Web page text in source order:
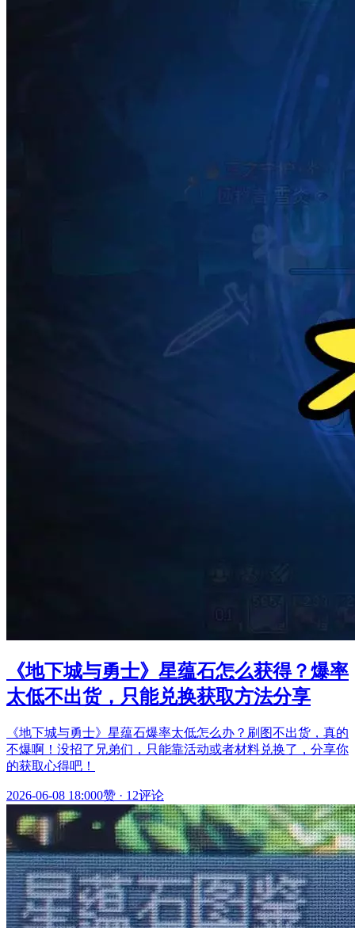
《地下城与勇士》星蕴石怎么获得？爆率
太低不出货，只能兑换获取方法分享
《地下城与勇士》星蕴石爆率太低怎么办？刷图不出货，真的
不爆啊！没招了兄弟们，只能靠活动或者材料兑换了，分享你
的获取心得吧！
2026-06-08 18:000赞 · 12评论